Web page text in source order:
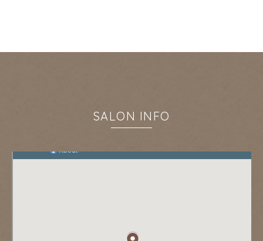
SALON INFO